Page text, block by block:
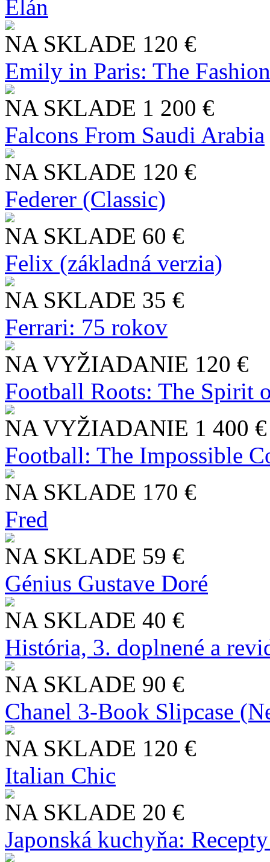
Elán
NA SKLADE 120 €
Emily in Paris: The
NA SKLADE 1 200 €
Falcons From Saudi Arabia
NA SKLADE 120 €
Federer (Classic)
NA SKLADE 60 €
Felix (základná verzia)
NA SKLADE 35 €
Ferrari: 75 rokov
NA VYŽIADANIE 120 €
Football Roots: The Spirit
NA VYŽIADANIE 1 400 €
Football: The Impossible
NA SKLADE 170 €
Fred
NA SKLADE 59 €
Génius Gustave Doré
NA SKLADE 40 €
História, 3. doplnené a
NA SKLADE 90 €
Chanel 3-Book Slipcase
NA SKLADE 120 €
Italian Chic
NA SKLADE 20 €
Japonská kuchyňa: